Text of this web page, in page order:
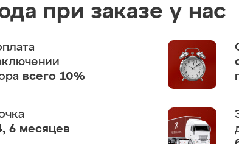
при заказе у нас
всего 10%
6 месяцев